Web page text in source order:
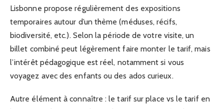
Lisbonne propose régulièrement des expositions
temporaires autour d’un thème (méduses, récifs,
biodiversité, etc.). Selon la période de votre visite, un
billet combiné peut légèrement faire monter le tarif, mais
l’intérêt pédagogique est réel, notamment si vous
voyagez avec des enfants ou des ados curieux.
Autre élément à connaître : le tarif sur place vs le tarif en